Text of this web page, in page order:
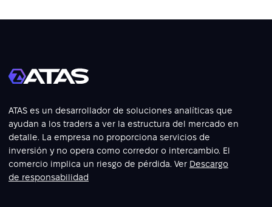
ATAS es un desarrollador de soluciones analíticas que
ayudan a los traders a ver la estructura del mercado en
detalle. La empresa no proporciona servicios de
inversión y no opera como corredor o intercambio. El
comercio implica un riesgo de pérdida. Ver Descargo
de responsabilidad